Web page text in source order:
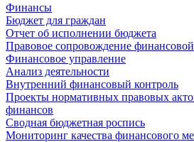
Финансы
Бюджет для граждан
Отчет об исполнении бюджета
Правовое сопровождение финансовой
Финансовое управление
Анализ деятельности
Внутренний финансовый контроль
Проекты нормативных правовых
финансов
Сводная бюджетная роспись
Мониторинг качества финансового